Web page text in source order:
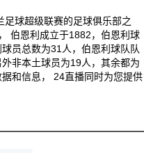
球超级联赛的足球俱乐部之
伯恩利成立于1882，伯恩利球
员总数为31人，伯恩利球队队
非本土球员为19人，其余都为
和信息， 24直播同时为您提供